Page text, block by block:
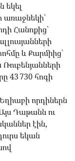
եկել
առաջնեկի՝
Հանոքից՝
և Քարմիից՝
43 730 հոգի
Եղիաբի որդիներն
Դաթանն ու
էին,
եկան